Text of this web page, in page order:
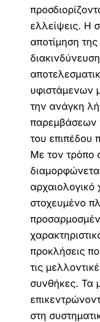
ελλείψεις. Η
αποτίμηση
υφιστάμενων
την ανάγκη
παρεμβάσεων
του επιπέδου
Με τον τρόπο
στοχευμένο
προκλήσεις
τις
συνθήκες. Τα
στη